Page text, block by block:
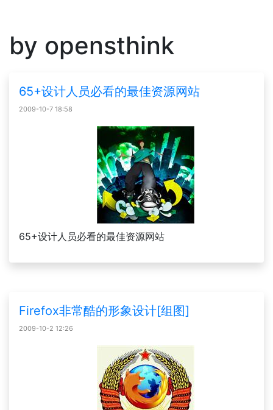
by opensthink
65+设计人员必看的最佳资源网站
2009-10-7 18:58
65+设计人员必看的最佳资源网站
Firefox非常酷的形象设计[组图]
2009-10-2 12:26